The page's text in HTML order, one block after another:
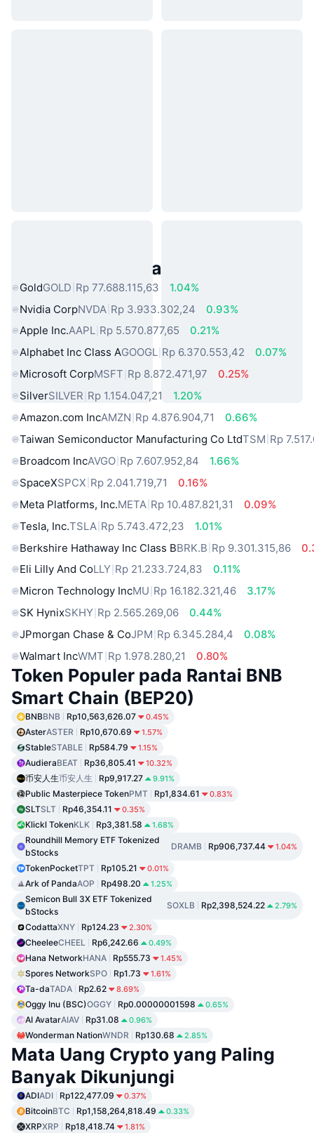
Aset Dunia Nyata Populer
GoldGOLD Rp 77.688.115,63
1.04%
Nvidia CorpNVDA Rp 3.933.302,24
0.93%
Apple Inc.AAPL Rp 5.570.877,65
0.21%
Alphabet Inc Class AGOOGL Rp 6.370.553,42
0.07%
Microsoft CorpMSFT Rp 8.872.471,97
0.25%
SilverSILVER Rp 1.154.047,21
1.20%
Amazon.com IncAMZN Rp 4.876.904,71
0.66%
Taiwan Semiconductor Manufacturing Co LtdTSM Rp
Broadcom IncAVGO Rp 7.607.952,84
1.66%
SpaceXSPCX Rp 2.041.719,71
0.16%
Meta Platforms, Inc.META Rp 10.487.821,31
0.09%
Tesla, Inc.TSLA Rp 5.743.472,23
1.01%
Berkshire Hathaway Inc Class BBRK.B Rp 9.301.315,86
Eli Lilly And CoLLY Rp 21.233.724,83
0.11%
Micron Technology IncMU Rp 16.182.321,46
3.17%
SK HynixSKHY Rp 2.565.269,06
0.44%
JPmorgan Chase & CoJPM Rp 6.345.284,4
0.08%
Walmart IncWMT Rp 1.978.280,21 0.80%
Token Populer pada Rantai BNB
Smart Chain (BEP20)
BNBBNB Rp10,563,626.07 0.45%
AsterASTER Rp10,670.69 1.57%
StableSTABLE Rp584.79 1.15%
AudieraBEAT Rp36,805.41 10.32%
币安人生币安人生 Rp9,917.27 9.91%
Public Masterpiece TokenPMT Rp1,834.61 0.83%
SLTSLT Rp46,354.11 0.35%
Klickl TokenKLK Rp3,381.58 1.68%
Roundhill Memory ETF Tokenized
bStocks
DRAMB Rp906,737.44 1.04%
TokenPocketTPT Rp105.21 0.01%
Ark of PandaAOP Rp498.20 1.25%
Semicon Bull 3X ETF Tokenized
bStocks
SOXLB Rp2,398,524.22 2.79%
CodattaXNY Rp124.23 2.30%
CheeleeCHEEL Rp6,242.66 0.49%
Hana NetworkHANA Rp555.73 1.45%
Spores NetworkSPO Rp1.73 1.61%
Ta-daTADA Rp2.62 8.69%
Oggy Inu (BSC)OGGY Rp0.00000001598 0.65%
AI AvatarAIAV Rp31.08 0.96%
Wonderman NationWNDR Rp130.68 2.85%
Mata Uang Crypto yang Paling
Banyak Dikunjungi
ADIADI Rp122,477.09 0.37%
BitcoinBTC Rp1,158,264,818.49 0.33%
XRPXRP Rp18,418.74 1.81%